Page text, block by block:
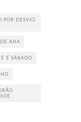
POR DESVIO
ANA
É SÁBADO